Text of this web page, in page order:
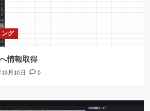
グ
情報取得
月10日 0